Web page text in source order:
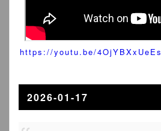
https://youtu.be/4OjYBXxUeEs
2026-01-17